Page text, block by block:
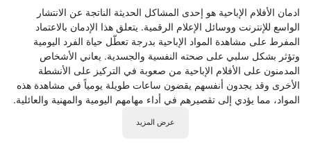
المفضلة
تسجيل الخروج
ادمان الأفلام الإباحية هو إحدى المشاكل الحديثة الناتجة عن الانتشار
الواسع للإنترنت ووسائل الإعلام الرقمية. يتعلق هذا الإدمان بالاعتماد
المفرط على مشاهدة المواد الإباحية بدرجة تعطّل حياة الفرد اليومية
وتؤثر بشكل سلبي على صحته النفسية والجسدية. يعاني الأشخاص
المدمنون على الأفلام الإباحية من صعوبة في التركيز على الأنشطة
الأخرى وقد يجدون أنفسهم يقضون ساعات طويلة يومياً في مشاهدة هذه
المواد، مما يؤدي إلى تقصيرهم في أداء مهامهم اليومية والمهنية والعائلية.
عرض المزيد